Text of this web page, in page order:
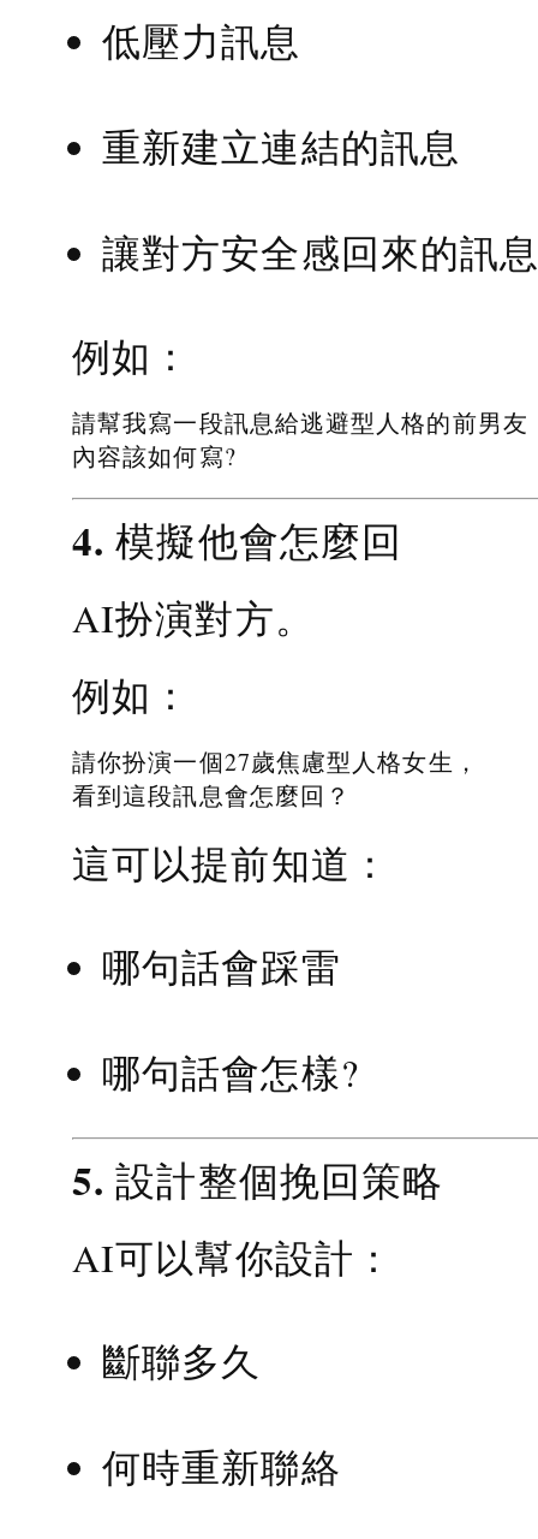
低壓力訊息
重新建立連結的訊息
讓對方安全感回來的訊
例如：
請幫我寫一段訊息給逃避型人格的前男友
內容該如何寫?
4. 模擬他會怎麼回
AI扮演對方。
例如：
請你扮演一個27歲焦慮型人格女生，
看到這段訊息會怎麼回？
這可以提前知道：
哪句話會踩雷
哪句話會怎樣?
5. 設計整個挽回策略
AI可以幫你設計：
斷聯多久
何時重新聯絡